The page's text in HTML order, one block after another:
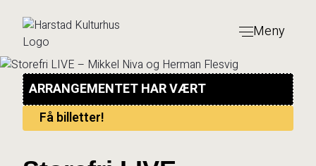
innhold
Meny
ARRANGEMENTET HAR VÆRT
Få billetter!